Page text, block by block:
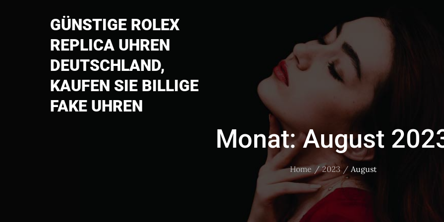
GÜNSTIGE ROLEX
REPLICA UHREN
DEUTSCHLAND,
KAUFEN SIE BILLIGE
FAKE UHREN
Monat:August
Home 2023 August